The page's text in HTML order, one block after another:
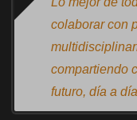
colaborar con
compartiendo
futuro, día a